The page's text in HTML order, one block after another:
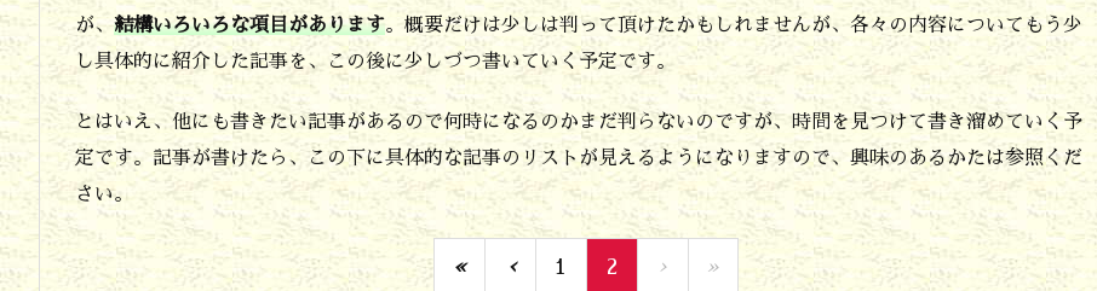
遣
契
約
4.
信
頼
で
が、結構いろいろな項目があります。概要だけは少しは判って頂けたかもしれませんが、各々の内容についてもう少
し具体的に紹介した記事を、この後に少しづつ書いていく予定です。
とはいえ、他にも書きたい記事があるので何時になるのかまだ判らないのですが、時間を見つけて書き溜めていく予
定です。記事が書けたら、この下に具体的な記事のリストが見えるようになりますので、興味のあるかたは参照くだ
さい。
« ‹ 1 2 › »